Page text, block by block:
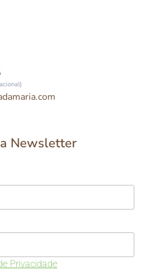
Newsletter
Privacidade